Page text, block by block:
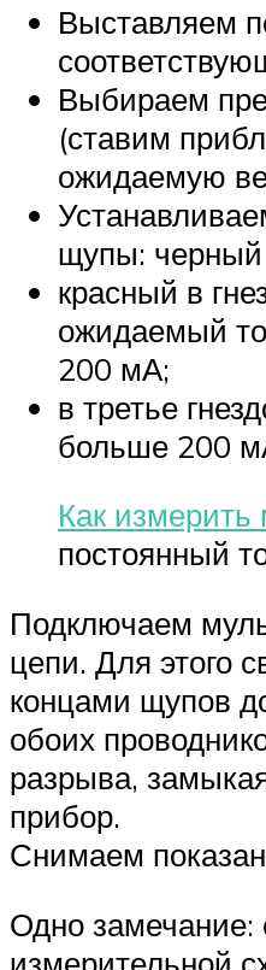
Выставляем
Выбираем
(ставим
ожидаемую
щупы: черный
красный в
ожидаемый
200 мА;
в третье
больше 200
Как измерить
постоянный
Подключаем
цепи. Для этого
концами щупов
обоих
разрыва,
прибор.
Снимаем
Одно замечание: